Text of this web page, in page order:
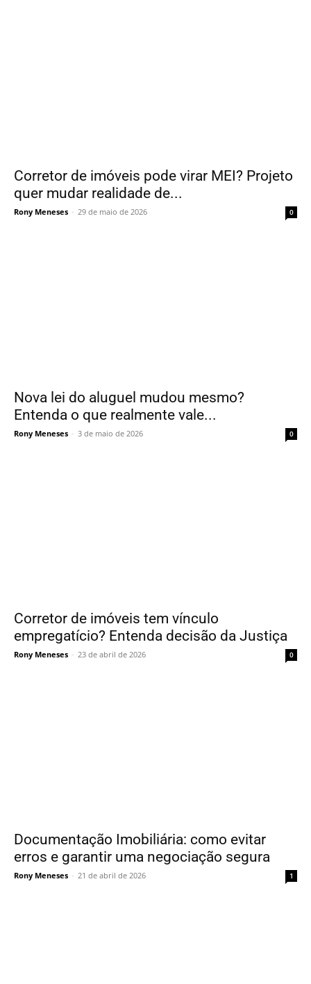
Corretor de imóveis pode virar MEI? Projeto
quer mudar realidade de...
Rony Meneses - 29 de maio de 2026 0
Nova lei do aluguel mudou mesmo?
Entenda o que realmente vale...
Rony Meneses - 3 de maio de 2026 0
Corretor de imóveis tem vínculo
empregatício? Entenda decisão da Justiça
Rony Meneses - 23 de abril de 2026 0
Documentação Imobiliária: como evitar
erros e garantir uma negociação segura
Rony Meneses - 21 de abril de 2026 1